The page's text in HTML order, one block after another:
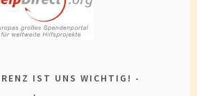
IST UNS WICHTIG!